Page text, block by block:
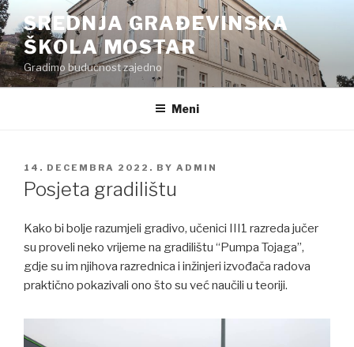
Preskoči
na
sadržaj
SREDNJA GRAĐEVINSKA
ŠKOLA MOSTAR
Gradimo budućnost zajedno
Meni
POSTED
ON
14. DECEMBRA 2022. BY ADMIN
Posjeta gradilištu
Kako bi bolje razumjeli gradivo, učenici III1 razreda jučer
su proveli neko vrijeme na gradilištu “Pumpa Tojaga”,
gdje su im njihova razrednica i inžinjeri izvođača radova
praktično pokazivali ono što su već naučili u teoriji.